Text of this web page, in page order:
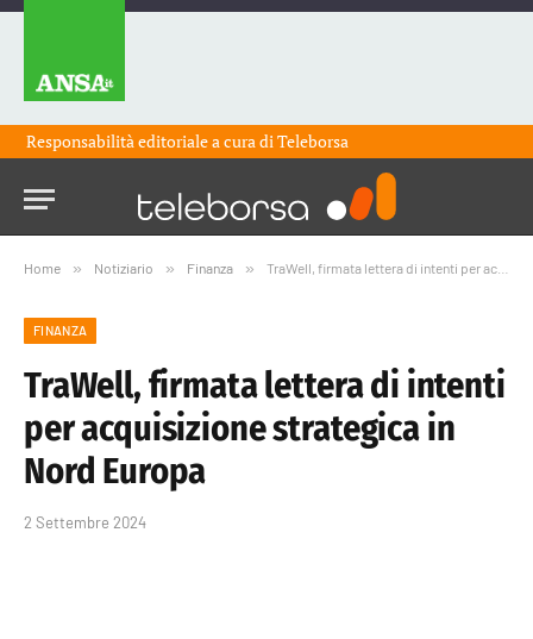
Responsabilità editoriale a cura diTeleborsa
Home » Notiziario » Finanza » TraWell, firmata lettera di intenti per acquisizione strategica in Nord Europa
FINANZA
TraWell, firmata lettera di intenti
per acquisizione strategica in
Nord Europa
2 Settembre 2024